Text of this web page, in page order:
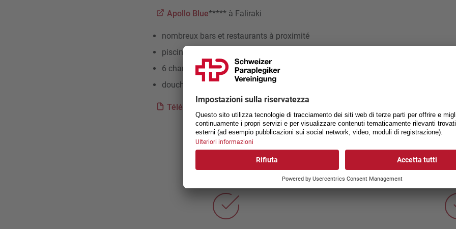
Apollo Blue***** à Faliraki
nombreux bars et restaurants à proximité
piscine avec rampe d’accès
6 chambres adaptées à deux lits
douches accessibles en fauteuil roulant
Télécharger des informations détaillées sur votre logement
La plage